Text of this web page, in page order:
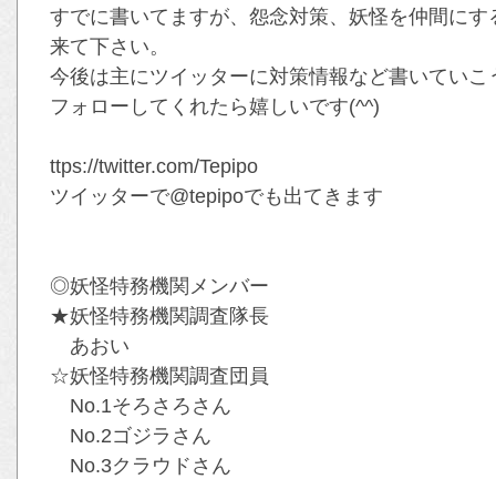
すでに書いてますが、怨念対策、妖怪を仲間に
来て下さい。
今後は主にツイッターに対策情報など書いてい
フォローしてくれたら嬉しいです(^^)
ttps://twitter.com/Tepipo
ツイッターで@tepipoでも出てきます
◎妖怪特務機関メンバー
★妖怪特務機関調査隊長
あおい
☆妖怪特務機関調査団員
No.1そろさろさん
No.2ゴジラさん
No.3クラウドさん